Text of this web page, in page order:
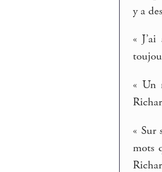
y a
«
« Un
« Sur
mots